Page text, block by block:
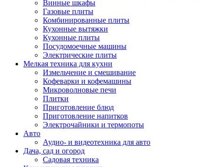
Винные шкафы
Газовые плиты
Комбинированные плиты
Кухонные вытяжки
Кухонные плиты
Посудомоечные машины
Электрические плиты
Мелкая техника для кухни
Измельчение и смешивание
Кофеварки и кофемашины
Микроволновые печи
Плитки
Приготовление блюд
Приготовление напитков
Электрочайники и термопоты
Авто
Аудио- и видеотехника для авто
Дача, сад и огород
Садовая техника